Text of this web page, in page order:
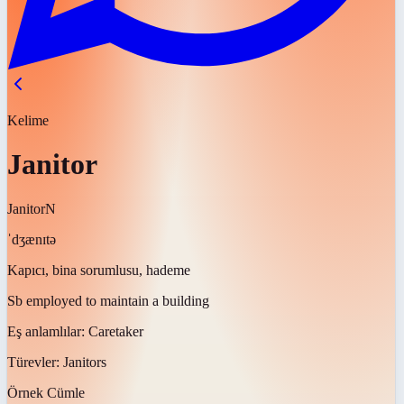
Kelime
Janitor
JanitorN
ˈdʒænɪtə
Kapıcı, bina sorumlusu, hademe
Sb employed to maintain a building
Eş anlamlılar: Caretaker
Türevler: Janitors
Örnek Cümle